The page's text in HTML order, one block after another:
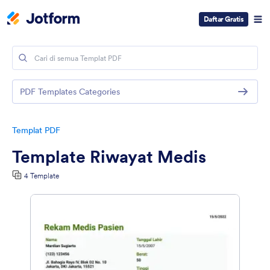
Daftar Gratis
Templat PDF
Template Riwayat Medis
4 Template
PDF Templates Categories